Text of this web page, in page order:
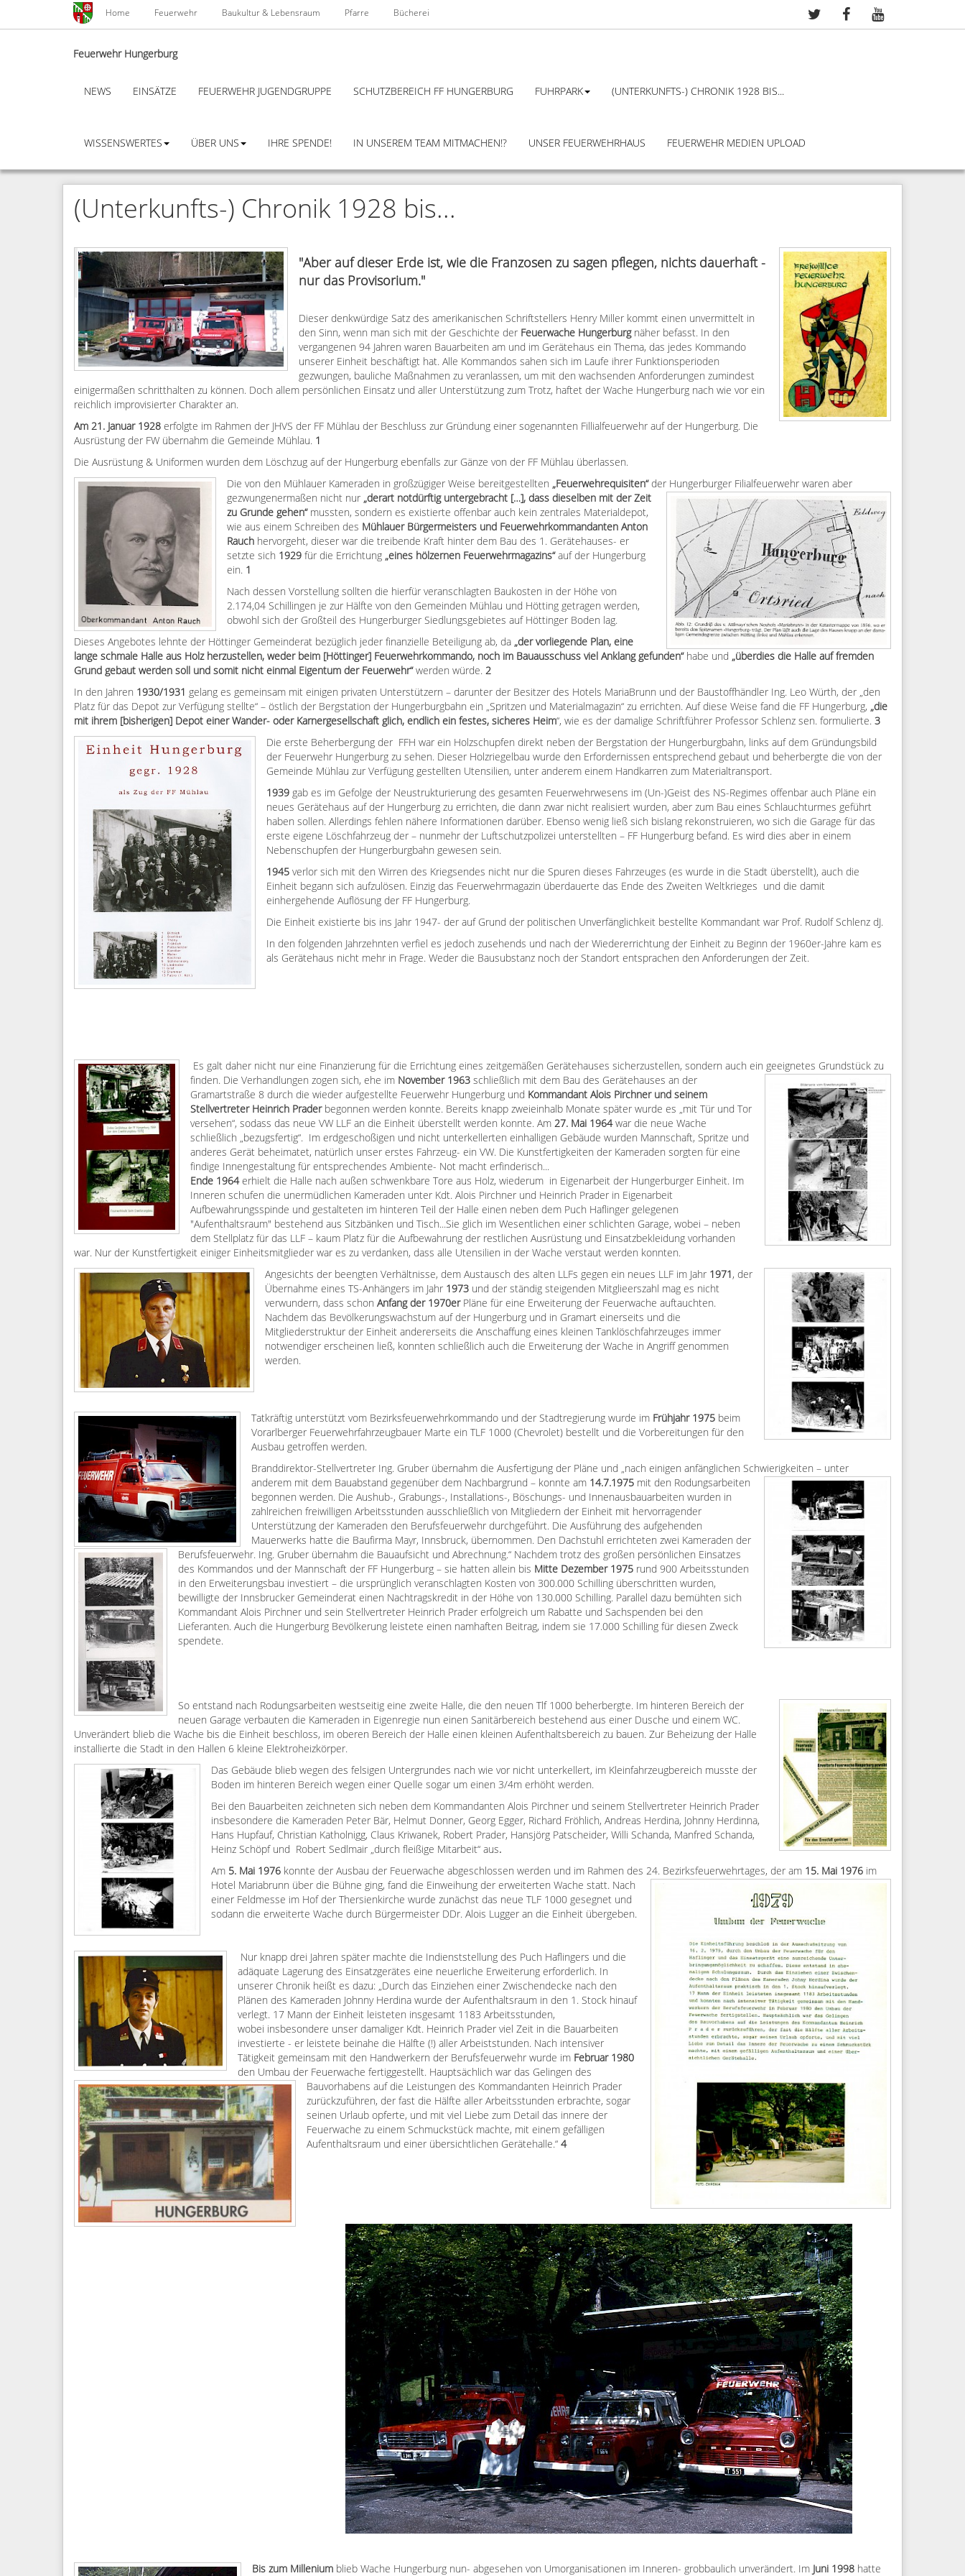
Home Feuerwehr Baukultur & Lebensraum Pfarre Bücherei
Feuerwehr Hungerburg
NEWS EINSÄTZE FEUERWEHR JUGENDGRUPPE SCHUTZBEREICH FF HUNGERBURG FUHRPARK (UNTERKUNFTS-) CHRONIK 1928 BIS...
WISSENSWERTES ÜBER UNS IHRE SPENDE! IN UNSEREM TEAM MITMACHEN!? UNSER FEUERWEHRHAUS FEUERWEHR MEDIEN UPLOAD
(Unterkunfts-) Chronik 1928 bis...
"Aber auf dieser Erde ist, wie die Franzosen zu sagen pflegen, nichts dauerhaft -
nur das Provisorium."
Dieser denkwürdige Satz des amerikanischen Schriftstellers Henry Miller kommt einen unvermittelt in
den Sinn, wenn man sich mit der Geschichte der Feuerwache Hungerburgnäher befasst. In den
vergangenen 94 Jahren waren Bauarbeiten am und im Gerätehaus ein Thema, das jedes Kommando
unserer Einheit beschäftigt hat. Alle Kommandos sahen sich im Laufe ihrer Funktionsperioden
gezwungen, bauliche Maßnahmen zu veranlassen, um mit den wachsenden Anforderungen zumindest
einigermaßen schritthalten zu können. Doch allem persönlichen Einsatz und aller Unterstützung zum Trotz, haftet der Wache Hungerburg nach wie vor ein
reichlich improvisierter Charakter an.
Am 21. Januar 1928 erfolgte im Rahmen der JHVS der FF Mühlau der Beschluss zur Gründung einer sogenannten Fillialfeuerwehr auf der Hungerburg. Die
Ausrüstung der FW übernahm die Gemeinde Mühlau. 1
Die Ausrüstung & Uniformen wurden dem Löschzug auf der Hungerburg ebenfalls zur Gänze von der FF Mühlau überlassen.
Die von den Mühlauer Kameraden in großzügiger Weise bereitgestellten „Feuerwehrequisiten“der Hungerburger Filialfeuerwehr waren aber
gezwungenermaßen nicht nur „derart notdürftig untergebracht […], dass dieselben mit der Zeit
zu Grunde gehen“ mussten, sondern es existierte offenbar auch kein zentrales Materialdepot,
wie aus einem Schreiben des Mühlauer Bürgermeisters und Feuerwehrkommandanten Anton
Rauch hervorgeht, dieser war die treibende Kraft hinter dem Bau des 1. Gerätehauses- er
setzte sich 1929 für die Errichtung „eines hölzernen Feuerwehrmagazins“auf der Hungerburg
ein. 1
Nach dessen Vorstellung sollten die hierfür veranschlagten Baukosten in der Höhe von
2.174,04 Schillingen je zur Hälfte von den Gemeinden Mühlau und Hötting getragen werden,
obwohl sich der Großteil des Hungerburger Siedlungsgebietes auf Höttinger Boden lag.
Dieses Angebotes lehnte der Höttinger Gemeinderat bezüglich jeder finanzielle Beteiligung ab, da „der vorliegende Plan, eine
lange schmale Halle aus Holz herzustellen, weder beim [Höttinger] Feuerwehrkommando, noch im Bauausschuss viel Anklang gefunden“ habe und „überdies die Halle auf fremden
Grund gebaut werden soll und somit nicht einmal Eigentum der Feuerwehr“werden würde. 2
In den Jahren 1930/1931 gelang es gemeinsam mit einigen privaten Unterstützern – darunter der Besitzer des Hotels MariaBrunn und der Baustoffhändler Ing. Leo Würth, der „den
Platz für das Depot zur Verfügung stellte“ – östlich der Bergstation der Hungerburgbahn ein „Spritzen und Materialmagazin“ zu errichten. Auf diese Weise fand die FF Hungerburg, „die
mit ihrem [bisherigen] Depot einer Wander- oder Karnergesellschaft glich, endlich ein festes, sicheres Heim“, wie es der damalige Schriftführer Professor Schlenz sen. formulierte. 3
Die erste Beherbergung der FFH war ein Holzschupfen direkt neben der Bergstation der Hungerburgbahn, links auf dem Gründungsbild
der Feuerwehr Hungerburg zu sehen. Dieser Holzriegelbau wurde den Erfordernissen entsprechend gebaut und beherbergte die von der
Gemeinde Mühlau zur Verfügung gestellten Utensilien, unter anderem einem Handkarren zum Materialtransport.
1939 gab es im Gefolge der Neustrukturierung des gesamten Feuerwehrwesens im (Un-)Geist des NS-Regimes offenbar auch Pläne ein
neues Gerätehaus auf der Hungerburg zu errichten, die dann zwar nicht realisiert wurden, aber zum Bau eines Schlauchturmes geführt
haben sollen. Allerdings fehlen nähere Informationen darüber. Ebenso wenig ließ sich bislang rekonstruieren, wo sich die Garage für das
erste eigene Löschfahrzeug der – nunmehr der Luftschutzpolizei unterstellten – FF Hungerburg befand. Es wird dies aber in einem
Nebenschupfen der Hungerburgbahn gewesen sein.
1945 verlor sich mit den Wirren des Kriegsendes nicht nur die Spuren dieses Fahrzeuges (es wurde in die Stadt überstellt), auch die
Einheit begann sich aufzulösen. Einzig das Feuerwehrmagazin überdauerte das Ende des Zweiten Weltkrieges und die damit
einhergehende Auflösung der FF Hungerburg.
Die Einheit existierte bis ins Jahr 1947- der auf Grund der politischen Unverfänglichkeit bestellte Kommandant war Prof. Rudolf Schlenz dJ.
In den folgenden Jahrzehnten verfiel es jedoch zusehends und nach der Wiedererrichtung der Einheit zu Beginn der 1960er-Jahre kam es
als Gerätehaus nicht mehr in Frage. Weder die Bausubstanz noch der Standort entsprachen den Anforderungen der Zeit.
Es galt daher nicht nur eine Finanzierung für die Errichtung eines zeitgemäßen Gerätehauses sicherzustellen, sondern auch ein geeignetes Grundstück zu
finden. Die Verhandlungen zogen sich, ehe im November 1963 schließlich mit dem Bau des Gerätehauses an der
Gramartstraße 8 durch die wieder aufgestellte Feuerwehr Hungerburg und Kommandant Alois Pirchner und seinem
Stellvertreter Heinrich Praderbegonnen werden konnte. Bereits knapp zweieinhalb Monate später wurde es „mit Tür und Tor
versehen“, sodass das neue VW LLF an die Einheit überstellt werden konnte. Am 27. Mai 1964war die neue Wache
schließlich „bezugsfertig“. Im erdgeschoßigen und nicht unterkellerten einhalligen Gebäude wurden Mannschaft, Spritze und
anderes Gerät beheimatet, natürlich unser erstes Fahrzeug- ein VW. Die Kunstfertigkeiten der Kameraden sorgten für eine
findige Innengestaltung für entsprechendes Ambiente- Not macht erfinderisch...
Ende 1964erhielt die Halle nach außen schwenkbare Tore aus Holz, wiederum in Eigenarbeit der Hungerburger Einheit. Im
Inneren schufen die unermüdlichen Kameraden unter Kdt. Alois Pirchner und Heinrich Prader in Eigenarbeit
Aufbewahrungsspinde und gestalteten im hinteren Teil der Halle einen neben dem Puch Haflinger gelegenen
"Aufenthaltsraum" bestehend aus Sitzbänken und Tisch...Sie glich im Wesentlichen einer schlichten Garage, wobei – neben
dem Stellplatz für das LLF – kaum Platz für die Aufbewahrung der restlichen Ausrüstung und Einsatzbekleidung vorhanden
war. Nur der Kunstfertigkeit einiger Einheitsmitglieder war es zu verdanken, dass alle Utensilien in der Wache verstaut werden konnten.
Angesichts der beengten Verhältnisse, dem Austausch des alten LLFs gegen ein neues LLF im Jahr 1971 , der
Übernahme eines TS-Anhängers im Jahr 1973 und der ständig steigenden Mitglieerszahl mag es nicht
verwundern, dass schon Anfang der 1970er Pläne für eine Erweiterung der Feuerwache auftauchten.
Nachdem das Bevölkerungswachstum auf der Hungerburg und in Gramart einerseits und die
Mitgliederstruktur der Einheit andererseits die Anschaffung eines kleinen Tanklöschfahrzeuges immer
notwendiger erscheinen ließ, konnten schließlich auch die Erweiterung der Wache in Angriff genommen
werden.
Tatkräftig unterstützt vom Bezirksfeuerwehrkommando und der Stadtregierung wurde im Frühjahr 1975 beim
Vorarlberger Feuerwehrfahrzeugbauer Marte ein TLF 1000 (Chevrolet) bestellt und die Vorbereitungen für den
Ausbau getroffen werden.
Branddirektor-Stellvertreter Ing. Gruber übernahm die Ausfertigung der Pläne und „nach einigen anfänglichen Schwierigkeiten – unter
anderem mit dem Bauabstand gegenüber dem Nachbargrund – konnte am 14.7.1975 mit den Rodungsarbeiten
begonnen werden. Die Aushub-, Grabungs-, Installations-, Böschungs- und Innenausbauarbeiten wurden in
zahlreichen freiwilligen Arbeitsstunden ausschließlich von Mitgliedern der Einheit mit hervorragender
Unterstützung der Kameraden den Berufsfeuerwehr durchgeführt. Die Ausführung des aufgehenden
Mauerwerks hatte die Baufirma Mayr, Innsbruck, übernommen. Den Dachstuhl errichteten zwei Kameraden der
Berufsfeuerwehr. Ing. Gruber übernahm die Bauaufsicht und Abrechnung.“ Nachdem trotz des großen persönlichen Einsatzes
des Kommandos und der Mannschaft der FF Hungerburg – sie hatten allein bis Mitte Dezember 1975 rund 900 Arbeitsstunden
in den Erweiterungsbau investiert – die ursprünglich veranschlagten Kosten von 300.000 Schilling überschritten wurden,
bewilligte der Innsbrucker Gemeinderat einen Nachtragskredit in der Höhe von 130.000 Schilling. Parallel dazu bemühten sich
Kommandant Alois Pirchner und sein Stellvertreter Heinrich Prader erfolgreich um Rabatte und Sachspenden bei den
Lieferanten. Auch die Hungerburg Bevölkerung leistete einen namhaften Beitrag, indem sie 17.000 Schilling für diesen Zweck
spendete.
So entstand nach Rodungsarbeiten westseitig eine zweite Halle, die den neuen Tlf 1000 beherbergte. Im hinteren Bereich der
neuen Garage verbauten die Kameraden in Eigenregie nun einen Sanitärbereich bestehend aus einer Dusche und einem WC.
Unverändert blieb die Wache bis die Einheit beschloss, im oberen Bereich der Halle einen kleinen Aufenthaltsbereich zu bauen. Zur Beheizung der Halle
installierte die Stadt in den Hallen 6 kleine Elektroheizkörper.
Das Gebäude blieb wegen des felsigen Untergrundes nach wie vor nicht unterkellert, im Kleinfahrzeugbereich musste der
Boden im hinteren Bereich wegen einer Quelle sogar um einen 3/4m erhöht werden.
Bei den Bauarbeiten zeichneten sich neben dem Kommandanten Alois Pirchner und seinem Stellvertreter Heinrich Prader
insbesondere die Kameraden Peter Bär, Helmut Donner, Georg Egger, Richard Fröhlich, Andreas Herdina, Johnny Herdinna,
Hans Hupfauf, Christian Katholnigg, Claus Kriwanek, Robert Prader, Hansjörg Patscheider, Willi Schanda, Manfred Schanda,
Heinz Schöpf und Robert Sedlmair „durch fleißige Mitarbeit“ aus.
Am 5. Mai 1976 konnte der Ausbau der Feuerwache abgeschlossen werden und im Rahmen des 24. Bezirksfeuerwehrtages, der am 15. Mai 1976 im
Hotel Mariabrunn über die Bühne ging, fand die Einweihung der erweiterten Wache statt. Nach
einer Feldmesse im Hof der Thersienkirche wurde zunächst das neue TLF 1000 gesegnet und
sodann die erweiterte Wache durch Bürgermeister DDr. Alois Lugger an die Einheit übergeben.
Nur knapp drei Jahren später machte die Indienststellung des Puch Haflingers und die
adäquate Lagerung des Einsatzgerätes eine neuerliche Erweiterung erforderlich. In
unserer Chronik heißt es dazu: „Durch das Einziehen einer Zwischendecke nach den
Plänen des Kameraden Johnny Herdina wurde der Aufenthaltsraum in den 1. Stock hinauf
verlegt. 17 Mann der Einheit leisteten insgesamt 1183 Arbeitsstunden,
wobei insbesondere unser damaliger Kdt. Heinrich Prader viel Zeit in die Bauarbeiten
investierte - er leistete beinahe die Hälfte (!) aller Arbeiststunden. Nach intensiver
Tätigkeit gemeinsam mit den Handwerkern der Berufsfeuerwehr wurde im Februar 1980
den Umbau der Feuerwache fertiggestellt. Hauptsächlich war das Gelingen des
Bauvorhabens auf die Leistungen des Kommandanten Heinrich Prader
zurückzuführen, der fast die Hälfte aller Arbeitsstunden erbrachte, sogar
seinen Urlaub opferte, und mit viel Liebe zum Detail das innere der
Feuerwache zu einem Schmuckstück machte, mit einem gefälligen
Aufenthaltsraum und einer übersichtlichen Gerätehalle.“ 4
Bis zum Millenium blieb Wache Hungerburg nun- abgesehen von Umorganisationen im Inneren- grobbaulich unverändert. Im Juni 1998 hatte